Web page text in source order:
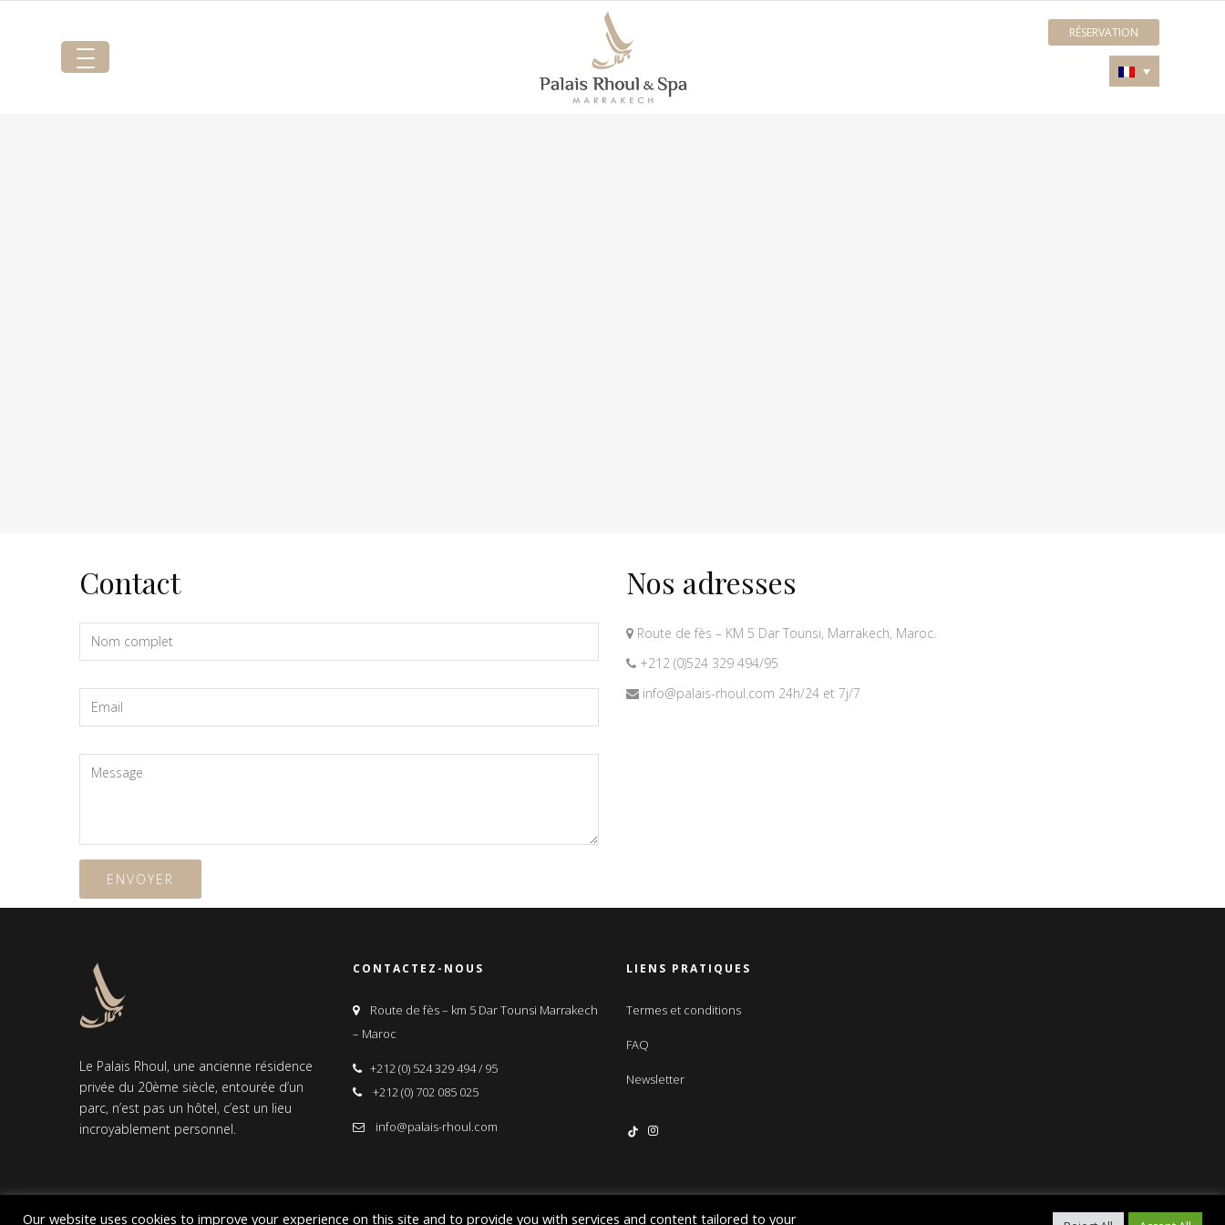
RÉSERVATION
Contact Nos adresses
Route de fès – KM 5 Dar Tounsi, Marrakech, Maroc.
+212 (0)524 329 494/95
info@palais-rhoul.com 24h/24 et 7j/7
Le Palais Rhoul, une ancienne résidence
privée du 20ème siècle, entourée d’un
parc, n’est pas un hôtel, c’est un lieu
incroyablement personnel.
CONTACTEZ-NOUS
Route de fès – km 5 Dar Tounsi Marrakech
– Maroc
+212 (0) 524 329 494 / 95
+212 (0) 702 085 025
info@palais-rhoul.com
LIENS PRATIQUES
Termes et conditions
FAQ
Newsletter
Our website uses cookies to improve your experience on this site and to provide you with services and content tailored to your